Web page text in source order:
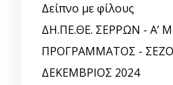
Δείπνο με φίλους
ΔΗ.ΠΕ.ΘΕ. ΣΕΡΡΩΝ - Α’
ΠΡΟΓΡΑΜΜΑΤΟΣ -
ΔΕΚΕΜΒΡΙΟΣ 2024